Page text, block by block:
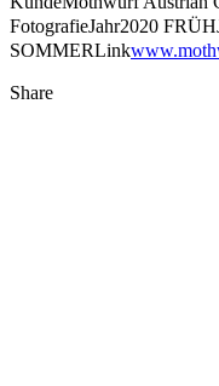
FotografieJahr2020
SOMMERLink
Share